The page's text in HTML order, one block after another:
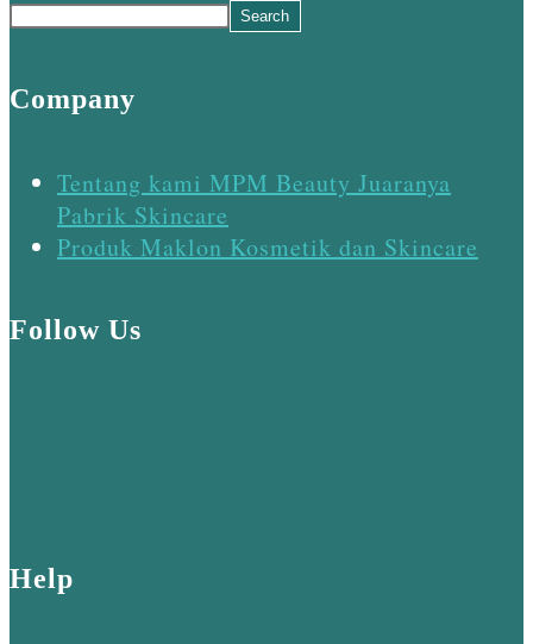
Search
Company
Tentang kami MPM Beauty Juaranya
Pabrik Skincare
Produk Maklon Kosmetik dan Skincare
Follow Us
Help